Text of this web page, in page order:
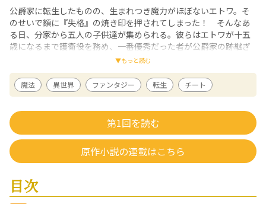
公爵家に転生したものの、生まれつき魔力がほぼないエトワ。そ
のせいで額に『失格』の焼き印を押されてしまった！ そんなあ
る日、分家から五人の子供達が集められる。彼らはエトワが十五
歳になるまで護衛役を務め、一番優秀だった者が公爵家の跡継ぎ
になるという。けれどエトワには、本人もすっかり忘れていたけ
れど、神さまからもらったすごい能力があって――!? 最強キッズ達の
ほのぼのファンタジー、待望のコミカライズ！
エッセイ漫画『アラスカ・ワンダホー！』（イースト・プレス）、女性向
けファンタジー漫画『美食の聖女様』(原作：山梨ネコ、アルファポリス、
全２巻)など、多彩なジャンルで活躍中。現在は「公爵家に生まれて初日に
跡継ぎ失格の烙印を押されましたが今日も元気に生きてます！」（原作：
小択出新都、アルファポリス、～２巻）を好評連載中。
小択出新都/ 原作
2010年よりweb上で小説を連載開始。2016年に「わたしはふたつめの人
生をあるく！」（アース・スターノベル）で出版デビュー。趣味はアニメ
観賞とYouTubeを見ること。
▼もっと読む
魔法 異世界 ファンタジー 転生 チート
第1回を読む
原作小説の連載はこちら
目次